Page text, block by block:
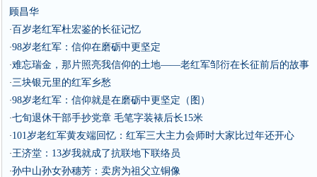
顾昌华
·百岁老红军杜宏鉴的长征记忆
·98岁老红军：信仰在磨砺中更坚定
·难忘瑞金，那片照亮我信仰的土地——老红军邹衍在长征前后的故事
·三块银元里的红军乡愁
·98岁老红军：信仰就是在磨砺中更坚定（图）
·七旬退休干部手抄党章 毛笔字装裱后长15米
·101岁老红军黄友端回忆：红军三大主力会师时大家比过年还开心
·王济堂：13岁我就成了抗联地下联络员
·孙中山孙女孙穗芳：卖房为祖父立铜像